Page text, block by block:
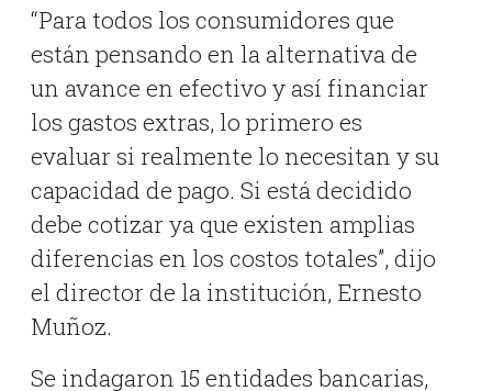
“Para todos los consumidores que
están pensando en la alternativa de
un avance en efectivo y así financiar
los gastos extras, lo primero es
evaluar si realmente lo necesitan y su
capacidad de pago. Si está decidido
debe cotizar ya que existen amplias
diferencias en los costos totales”, dijo
el director de la institución, Ernesto
Muñoz.
Se indagaron 15 entidades bancarias,